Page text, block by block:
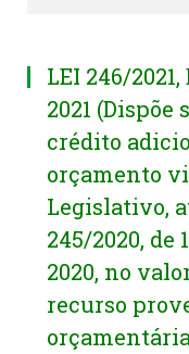
LEI 246/2021,
2021 (Dispõe
crédito
orçamento
Legislativo,
245/2020, de
2020, no
recurso